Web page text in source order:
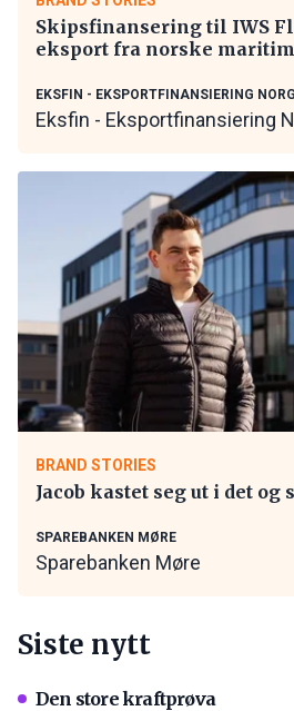
Skipsfinansering til IWS
eksport fra norske
EKSFIN - EKSPORTFINANSIERING
Eksfin - Eksportfinansiering
BRAND STORIES
Jacob kastet seg ut i det
SPAREBANKEN MØRE
Sparebanken Møre
Siste nytt
Den store kraftprøva